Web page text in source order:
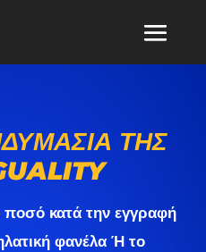
ΤΗΣ
ποσό κατά την εγγραφή
φανέλα Ή το